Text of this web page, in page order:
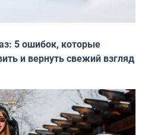
5 ошибок, которые
и вернуть свежий взгляд